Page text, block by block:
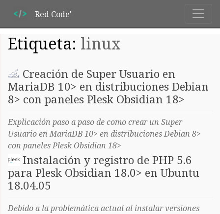
Red Code'
Etiqueta: linux
Creación de Super Usuario en
MariaDB 10> en distribuciones Debian
8> con paneles Plesk Obsidian 18>
Explicación paso a paso de como crear un Super
Usuario en MariaDB 10> en distribuciones Debian 8>
con paneles Plesk Obsidian 18>
Instalación y registro de PHP 5.6
para Plesk Obsidian 18.0> en Ubuntu
18.04.05
Debido a la problemática actual al instalar versiones